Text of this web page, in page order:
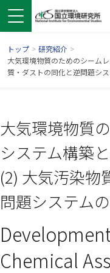
トップ > 研究紹介 >
大気環境物質のためのシーム
質・ダストの同化と逆問題シ
大気環境物質
システム構築
(2) 大気汚染物
問題システム
Chemical